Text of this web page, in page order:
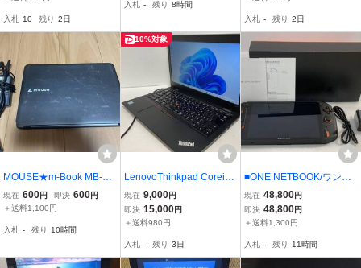
入札 10 残り 2日
動作品 ＷＥＢカメラ /
入札 - 残り 8時間
フィス付き/５４２
入札 - 残り 2日
MOUSE★m-Book MB-C2
50E3★Celeron N3450★
部品取りジャンク
現在 600円 即決 600円
＋送料1,100円
入札 - 残り 10時間
10%対象
LenovoThinkpad Corei5
８３５０U メモリ８G /M.
2 256GB/12.1型HD/Wind
ows11Pro64bi/ＷＥＢカ
現在 9,000円
即決 15,000円
＋送料980円
入札 - 残り 3日
■ONE NETBOOK/ワンネ
ットブック■UMPC/モバ
イルゲームPC■i7-1165G
7/16GB/1TB SSD/8.4型タ
古■ ★即決★
現在 48,800円
即決 48,800円
＋送料1,300円
入札 - 残り 11時間